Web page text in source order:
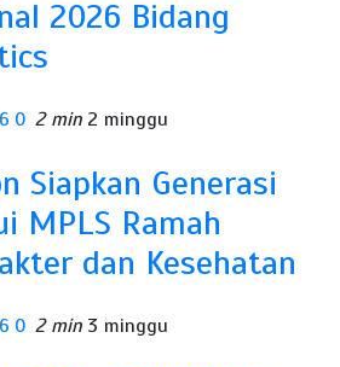
2026 Bidang
0 2 min 2 minggu
Siapkan Generasi
MPLS Ramah
dan Kesehatan
0 2 min 3 minggu